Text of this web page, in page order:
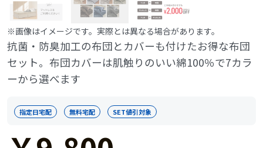
※画像はイメージです。実際とは異なる場合があります。
抗菌・防臭加工の布団とカバーも付けたお得な布団
セット。布団カバーは肌触りのいい綿100％で7カラ
ーから選べます
指定日宅配 無料宅配 SET値引対象